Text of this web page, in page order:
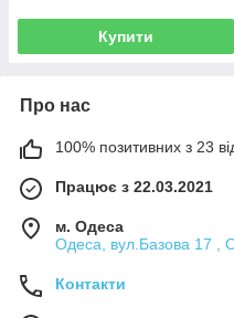
Купити
Про нас
100% позитивних з 23
Працює з 22.03.2021
м. Одеса
Одеса, вул.Базова 17 ,
Контакти